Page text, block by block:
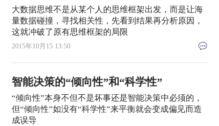
大数据思维不是从某个人的思维框架出发，而是让海
量数据碰撞，寻找相关性，先看到结果再分析原因，
这就冲破了原有思维框架的局限
2015年10月15 13:50
智能决策的“倾向性”和“科学性”
“倾向性”本身不但不是坏事还是智能决策中必须的，
但“倾向性”如没有“科学性”来平衡就会变成偏见而造
成误导